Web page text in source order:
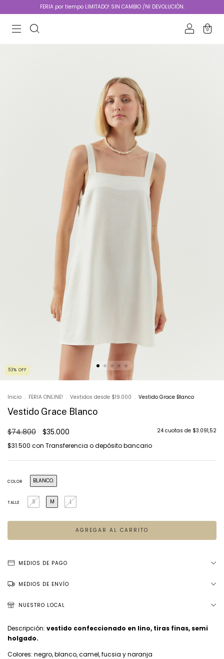
FERIA por tiempo LIMITADO! SIN CAMBIO /NI DEVOLUCIÓN.
0
53% OFF
Inicio . FERIA ONLINE! . Vestidos desde $19.000 . Vestido Grace Blanco
Vestido Grace Blanco
$74.800 $35.000 24 cuotas de $3.091,52
$31.500 con Transferencia o depósito bancario
COLOR BLANCO.
TALLE S M L
MEDIOS DE PAGO
MEDIOS DE ENVÍO
NUESTRO LOCAL
Descripción: vestido confeccionado en lino, tiras finas, semi
holgado.
Colores: negro, blanco, camel, fucsia y naranja